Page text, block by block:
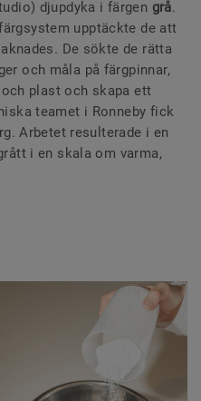
djupdyka i färgen grå.
upptäckte de att
De sökte de rätta
och måla på färgpinnar,
plast och skapa ett
teamet i Ronneby fick
Arbetet resulterade i en
i en skala om varma,